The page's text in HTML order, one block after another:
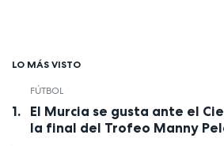
LO MÁS VISTO
FÚTBOL
El Murcia se gusta ante el
la final del Trofeo Manny